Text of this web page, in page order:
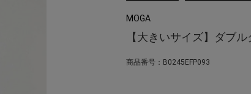
MOGA
【大きいサイズ】ダブ
商品番号：B0245EFP093